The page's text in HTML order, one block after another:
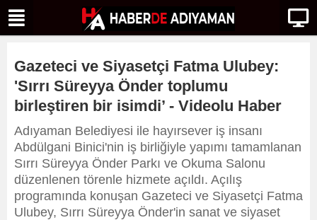
Gazeteci ve Siyasetçi Fatma Ulubey:
'Sırrı Süreyya Önder toplumu
birleştiren bir isimdi’ - Videolu Haber
Adıyaman Belediyesi ile hayırsever iş insanı
Abdülgani Binici'nin iş birliğiyle yapımı tamamlanan
Sırrı Süreyya Önder Parkı ve Okuma Salonu
düzenlenen törenle hizmete açıldı. Açılış
programında konuşan Gazeteci ve Siyasetçi Fatma
Ulubey, Sırrı Süreyya Önder'in sanat ve siyaset